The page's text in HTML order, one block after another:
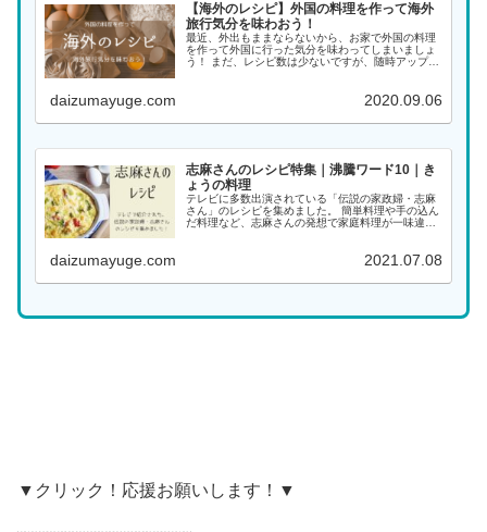
【海外のレシピ】外国の料理を作って海外
旅行気分を味わおう！
最近、外出もままならないから、お家で外国の料理
を作って外国に行った気分を味わってしまいましょ
う！ まだ、レシピ数は少ないですが、随時アップし
daizumayuge.com 2020.09.06
志麻さんのレシピ特集｜沸騰ワード10｜き
ょうの料理
テレビに多数出演されている「伝説の家政婦・志麻
さん」のレシピを集めました。 簡単料理や手の込ん
だ料理など、志麻さんの発想で家庭料理が一味違っ
daizumayuge.com 2021.07.08
▼クリック！応援お願いします！▼